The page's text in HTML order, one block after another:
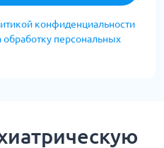
конфиденциальности
обработку персональных